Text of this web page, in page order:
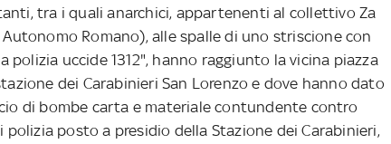
tra i quali anarchici, appartenenti al collettivo Za
Romano), alle spalle di uno striscione con
polizia uccide 1312", hanno raggiunto la vicina piazza
dei Carabinieri San Lorenzo e dove hanno dato
di bombe carta e materiale contundente contro
posto a presidio della Stazione dei Carabinieri,